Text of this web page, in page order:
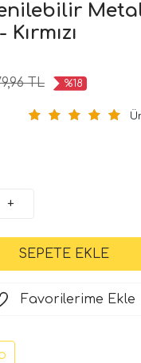
TL %18
+
Favorilerime Ekle